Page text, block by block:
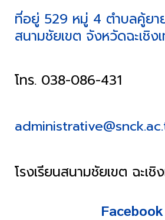
ที่อยู่ 529 หมู่ 4 ตำบลคู้ยา
สนามชัยเขต จังหวัดฉะเชิง
โทร. 038-086-431
โรงเรียนสนามชัยเขต ฉะเชิ
Facebook